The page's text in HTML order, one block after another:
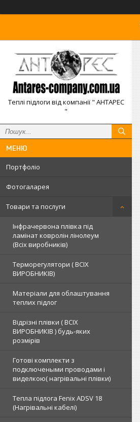
Теплі підлоги від компанії " АНТАРЕС
"
Портфоліо
Фотогаларея
Товари та послуги
Інфрачервона плівка під
ламінат ковролін лінолеум
(Всіх виробників)
Терморегулятори ( ВСІХ
ВИРОБНИКІВ)
Матеріали для облаштування
теплих підлог
Відрізні плівки ( ВСІХ
ВИРОБНИКІВ ) будь-яких
розмірів
Готові комплекти з
подключеными проводами і
виделкою( нагрівальні плівки)
Тепла підлога Fenix ADSV 18
(Нагрівальні кабелі)